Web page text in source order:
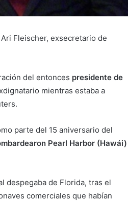
Fleischer, exsecretario de
del entonces presidente de
mientras estaba a
parte del 15 aniversario del
Pearl Harbor (Hawái)
despegaba de Florida, tras el
comerciales que habían